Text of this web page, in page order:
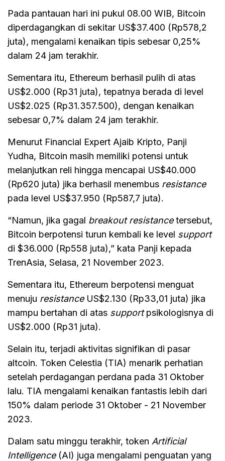
Pada pantauan hari ini pukul 08.00 WIB, Bitcoin
diperdagangkan di sekitar US$37.400 (Rp578,2
juta), mengalami kenaikan tipis sebesar 0,25%
dalam 24 jam terakhir.
Sementara itu, Ethereum berhasil pulih di atas
US$2.000 (Rp31 juta), tepatnya berada di level
US$2.025 (Rp31.357.500), dengan kenaikan
sebesar 0,7% dalam 24 jam terakhir.
Menurut Financial Expert Ajaib Kripto, Panji
Yudha, Bitcoin masih memiliki potensi untuk
melanjutkan reli hingga mencapai US$40.000
(Rp620 juta) jika berhasil menembus resistance
pada level US$37.950 (Rp587,7 juta).
“Namun, jika gagal breakout resistancetersebut,
Bitcoin berpotensi turun kembali ke level support
di $36.000 (Rp558 juta),” kata Panji kepada
TrenAsia, Selasa, 21 November 2023.
Sementara itu, Ethereum berpotensi menguat
menuju resistanceUS$2.130 (Rp33,01 juta) jika
mampu bertahan di atas supportpsikologisnya di
US$2.000 (Rp31 juta).
Selain itu, terjadi aktivitas signifikan di pasar
altcoin. Token Celestia (TIA) menarik perhatian
setelah perdagangan perdana pada 31 Oktober
lalu. TIA mengalami kenaikan fantastis lebih dari
150% dalam periode 31 Oktober - 21 November
2023.
Dalam satu minggu terakhir, token Artificial
Intelligence(AI) juga mengalami penguatan yang